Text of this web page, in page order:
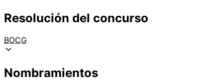
Resolución del concurso
BOCG
Nombramientos